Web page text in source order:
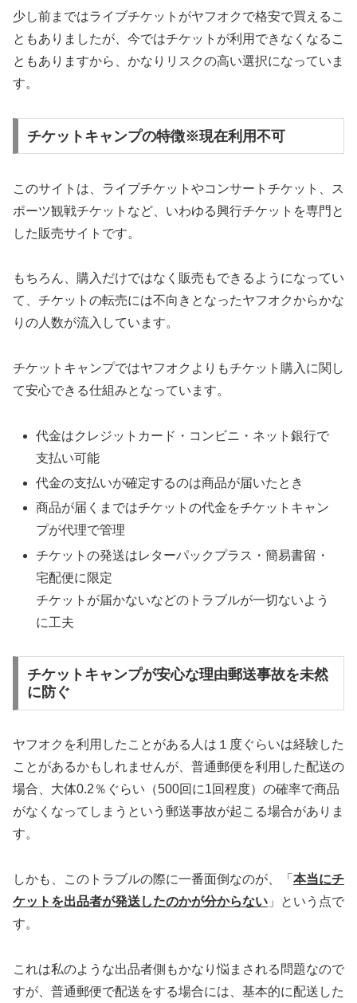
少し前まではライブチケットがヤフオクで格安で買えるこ
ともありましたが、今ではチケットが利用できなくなるこ
ともありますから、かなりリスクの高い選択になっていま
す。
チケットキャンプの特徴※現在利用不可
このサイトは、ライブチケットやコンサートチケット、ス
ポーツ観戦チケットなど、いわゆる興行チケットを専門と
した販売サイトです。
もちろん、購入だけではなく販売もできるようになってい
て、チケットの転売には不向きとなったヤフオクからかな
りの人数が流入しています。
チケットキャンプではヤフオクよりもチケット購入に関し
て安心できる仕組みとなっています。
代金はクレジットカード・コンビニ・ネット銀行で
支払い可能
代金の支払いが確定するのは商品が届いたとき
商品が届くまではチケットの代金をチケットキャン
プが代理で管理
チケットの発送はレターパックプラス・簡易書留・
宅配便に限定
チケットが届かないなどのトラブルが一切ないよう
に工夫
チケットキャンプが安心な理由郵送事故を未然
に防ぐ
ヤフオクを利用したことがある人は１度ぐらいは経験した
ことがあるかもしれませんが、普通郵便を利用した配送の
場合、大体0.2％ぐらい（500回に1回程度）の確率で商品
がなくなってしまうという郵送事故が起こる場合がありま
す。
しかも、このトラブルの際に一番面倒なのが、「 本当にチ
ケットを出品者が発送したのかが分からない 」という点で
す。
これは私のような出品者側もかなり悩まされる問題なので
すが、普通郵便で配送をする場合には、基本的に配送した